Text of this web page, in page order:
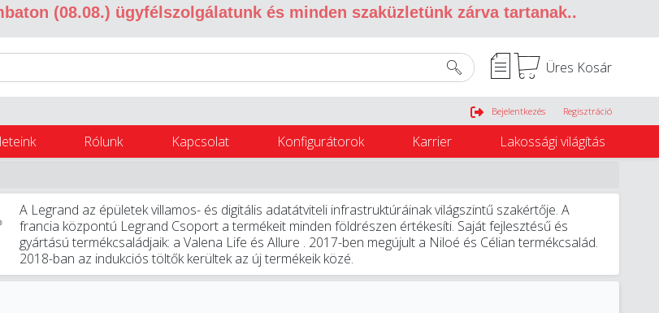
(08.08.) ügyfélszolgálatunk és minden szaküzletünk zárva tartanak..
Üres Kosár
Belépés
Bejelentkezés Regisztráció
Rólunk Kapcsolat Konfigurátorok Karrier Lakossági világítás
A Legrand az épületek villamos- és digitális adatátviteli infrastruktúráinak világszintű szakértője. A
francia központú Legrand Csoport a termékeit minden földrészen értékesíti. Saját fejlesztésű és
gyártású termékcsaládjaik: a Valena Life és Allure . 2017-ben megújult a Niloé és Célian termékcsalád.
2018-ban az indukciós töltők kerültek az új termékeik közé.